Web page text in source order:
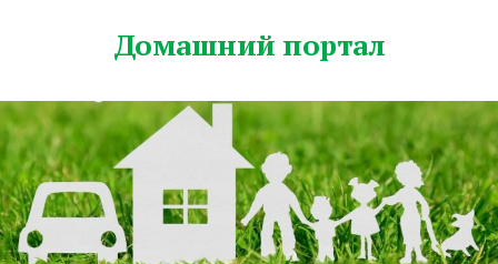
Домашний портал